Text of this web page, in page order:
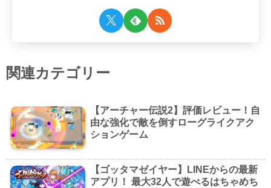
関連カテゴリー
【アーチャー伝説2】評価レビュー！自
由な強化で敵を倒すローグライクアク
ションゲーム
【ゴッタマゼイヤー】LINEからの最新
アプリ！ 最大32人で遊べるはちゃめち